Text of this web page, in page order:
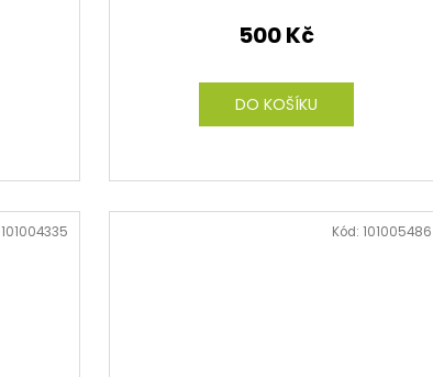
500 Kč
DO KOŠÍKU
101004335 Kód: 101005486